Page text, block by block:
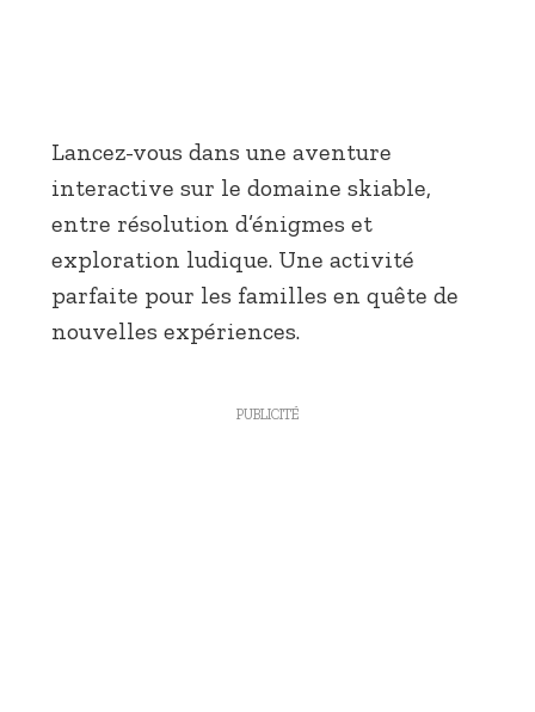
Lancez-vous dans une aventure
interactive sur le domaine skiable,
entre résolution d’énigmes et
exploration ludique. Une activité
parfaite pour les familles en quête de
nouvelles expériences.
PUBLICITÉ